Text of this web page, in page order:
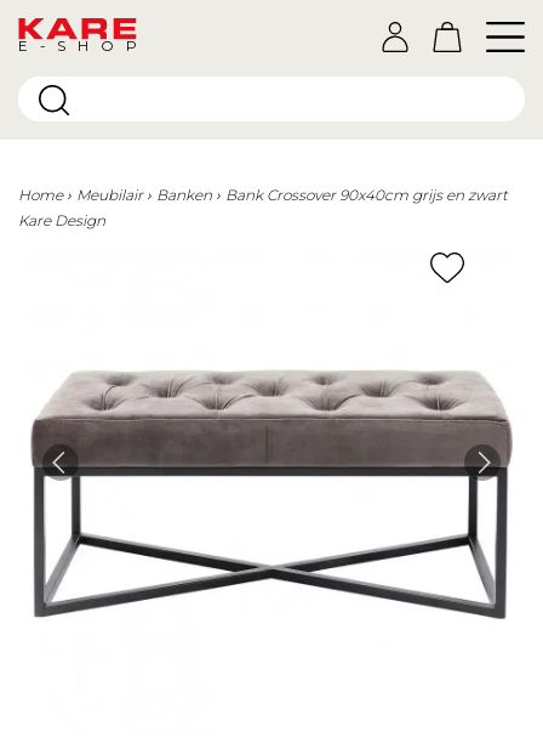
E-SHOP
Home Meubilair Banken
Bank Crossover 90x40cm grijs en zwart
Kare Design